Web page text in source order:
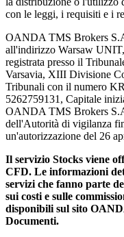
con le leggi, i requisiti e i
OANDA TMS Brokers
all'indirizzo Warsaw
registrata presso il
Varsavia, XIII Divisione
Tribunali con il numero
5262759131, Capitale
OANDA TMS Brokers
dell'Autorità di vigilanza
un'autorizzazione del 26
Il servizio Stocks viene
CFD. Le informazioni
servizi che fanno parte
sui costi e sulle
disponibili sul sito
Documenti.